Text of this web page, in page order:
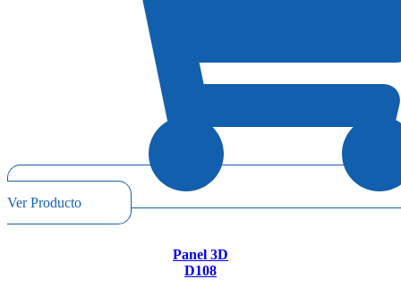
Ver Producto
Panel 3D
D108